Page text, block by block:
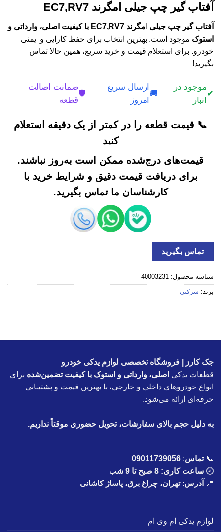
آفتاب گیر چپ جیلی امگرند EC7,RV7
آفتاب گیر چپ جیلی امگرند EC7,RV7 با کیفیت اصلی، وارداتی و
استوک موجود است. بهترین انتخاب برای حفظ کارایی و ایمنی
خودرو. برای استعلام قیمت و خرید سریع، همین حالا تماس
بگیرید!
✔
موجود در
انبار
🚚
ارسال سریع
امروز
🛡️
ضمانت اصالت
قطعه
📞 قیمت قطعه را در کمتر از یک دقیقه استعلام
کنید
قیمت‌های درج‌شده ممکن است به‌روز نباشند.
برای دریافت قیمت دقیق و شرایط خرید با
کارشناسان ما تماس بگیرید.
تماس بگیرید
شناسه محصول: 40003231
برند: شرکتی
جک کارز | فروشگاه تخصصی لوازم یدکی خودرو
قطعات یدکی اصلی، وارداتی و استوک با کیفیت تضمین‌شده برای
انواع خودروهای داخلی و خارجی، با بهترین قیمت و پشتیبانی
حرفه‌ای ارائه می‌شود.
به دلیل حجم بالای سفارشات، تحویل حضوری موقتاً نداریم.
📞تماس: 09011739056
🕗 ساعت کاری: 8 صبح تا 9 شب
📍
آدرس: تهران، چراغ برق، پاساژ کاشانی
لوازم یدکی ام وی ام